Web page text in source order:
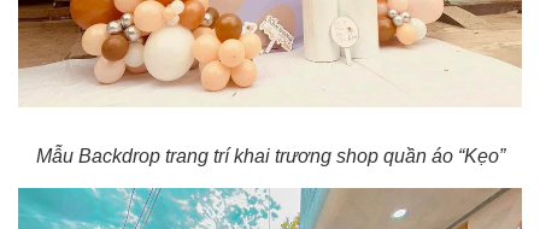
Mẫu Backdrop trang trí khai trương shop quần áo “Kẹo”